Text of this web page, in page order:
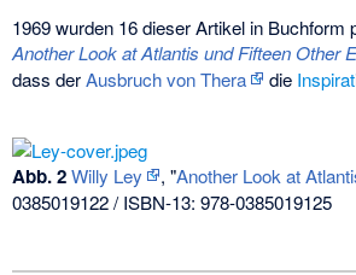
1969 wurden 16 dieser Artikel in
Another Look at Atlantis und Fifteen Other
dass derAusbruch von Thera die
Abb. 2 Willy Ley , "Another Look at
0385019122 / ISBN-13: 978-0385019125